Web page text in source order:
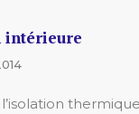
intérieure